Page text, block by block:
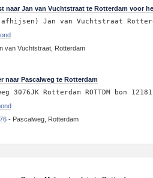
naar Jan van Vuchtstraat te Rotterdam voor
Jan van Vuchtstraat
van Vuchtstraat, Rotterdam
naar Pascalweg te Rotterdam
3076JK Rotterdam ROTTDM bon
- Pascalweg, Rotterdam